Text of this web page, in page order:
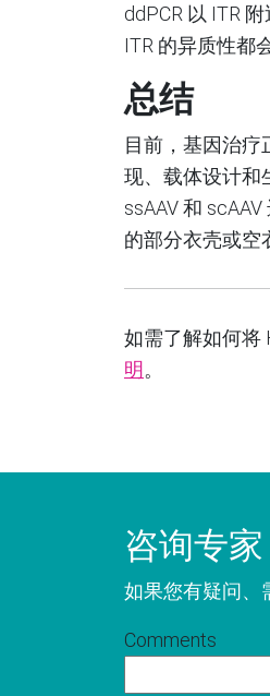
ddPCR 以 ITR
ITR 的异质性都
总结
目前，基因治疗
现、载体设计和
ssAAV 和
的部分衣壳或空
如需了解如何将
明 。
咨询专家
如果您有疑问、
Comments